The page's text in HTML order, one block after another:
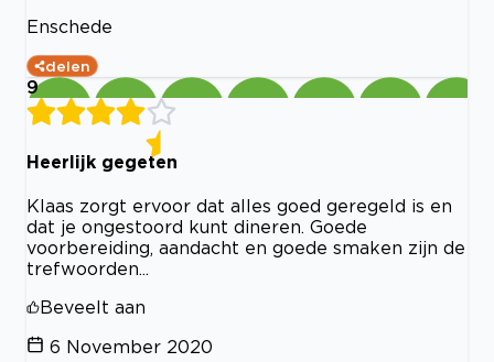
Enschede
delen
9
Heerlijk gegeten
Klaas zorgt ervoor dat alles goed geregeld is en
dat je ongestoord kunt dineren. Goede
voorbereiding, aandacht en goede smaken zijn de
trefwoorden...
Beveelt aan
6 November 2020